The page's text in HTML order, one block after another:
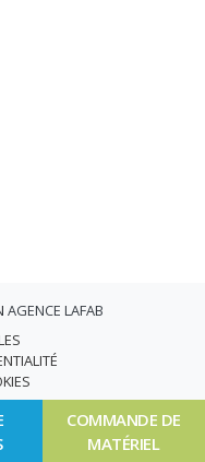
COMMANDE DE
MATÉRIEL
AGENCE LAFAB